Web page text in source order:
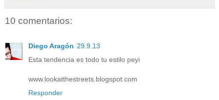
10 comentarios:
Diego Aragón 29.9.13
Esta tendencia es todo tu estilo peyi
www.lookatthestreets.blogspot.com
Responder